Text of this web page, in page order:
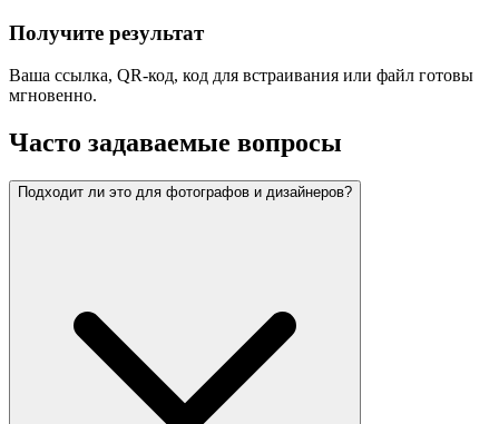
Получите результат
Ваша ссылка, QR-код, код для встраивания или файл готовы
мгновенно.
Часто задаваемые вопросы
Подходит ли это для фотографов и дизайнеров?